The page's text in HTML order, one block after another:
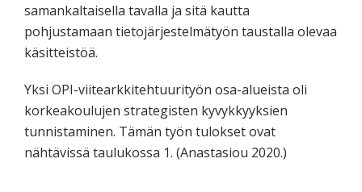
samankaltaisella tavalla ja sitä kautta
pohjustamaan tietojärjestelmätyön taustalla olevaa
käsitteistöä.
Yksi OPI-viitearkkitehtuurityön osa-alueista oli
korkeakoulujen strategisten kyvykkyyksien
tunnistaminen. Tämän työn tulokset ovat
nähtävissä taulukossa 1. (Anastasiou 2020.)